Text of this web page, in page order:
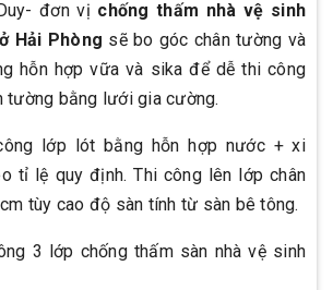
đơn vị chống thấm nhà vệ sinh
Hải Phòng sẽ bo góc chân tường và
hỗn hợp vữa và sika để dễ thi công
tường bằng lưới gia cường.
lớp lót bằng hỗn hợp nước + xi
tỉ lệ quy định. Thi công lên lớp chân
tùy cao độ sàn tính từ sàn bê tông.
3 lớp chống thấm sàn nhà vệ sinh